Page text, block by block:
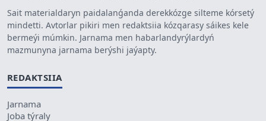
Sait materialdaryn paidalanǵanda derekkózge silteme kórsetý
mindetti. Avtorlar pikiri men redaktsiia kózqarasy sáikes kele
bermeýi múmkin. Jarnama men habarlandyrýlardyń
mazmunyna jarnama berýshi jaýapty.
REDAKTSIIA
Jarnama
Joba týraly